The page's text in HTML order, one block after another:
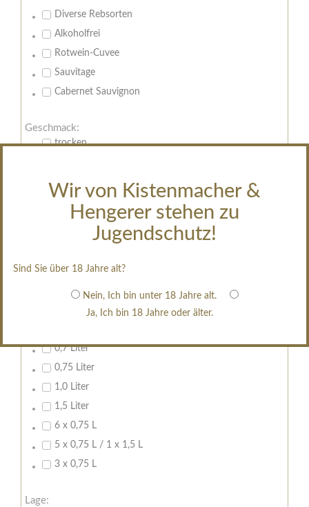
Wir von Kistenmacher &
Hengerer stehen zu
Jugendschutz!
Sind Sie über 18 Jahre alt?
Nein, Ich bin unter 18 Jahre alt.
Ja, Ich bin 18 Jahre oder älter.
Diverse Rebsorten
Alkoholfrei
Rotwein-Cuvee
Sauvitage
Cabernet Sauvignon
Geschmack:
trocken
halbtrocken
edelsüß
erfrischend, nicht zu süß
0,7 Liter
0,75 Liter
1,0 Liter
1,5 Liter
6 x 0,75 L
5 x 0,75 L / 1 x 1,5 L
3 x 0,75 L
Lage: